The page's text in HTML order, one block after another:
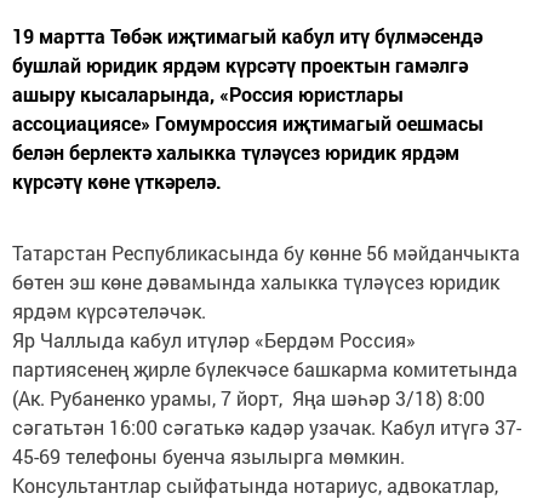
19 мартта Төбәк иҗтимагый кабул итү бүлмәсендә
бушлай юридик ярдәм күрсәтү проектын гамәлгә
ашыру кысаларында, «Россия юристлары
ассоциациясе» Гомумроссия иҗтимагый оешмасы
белән берлектә халыкка түләүсез юридик ярдәм
күрсәтү көне үткәрелә.
Татарстан Республикасында бу көнне 56 мәйданчыкта
бөтен эш көне дәвамында халыкка түләүсез юридик
ярдәм күрсәтеләчәк.
Яр Чаллыда кабул итүләр «Бердәм Россия»
партиясенең җирле бүлекчәсе башкарма комитетында
(Ак. Рубаненко урамы, 7 йорт, Яңа шәһәр 3/18) 8:00
сәгатьтән 16:00 сәгатькә кадәр узачак. Кабул итүгә 37-
45-69 телефоны буенча язылырга мөмкин.
Консультантлар сыйфатында нотариус, адвокатлар,